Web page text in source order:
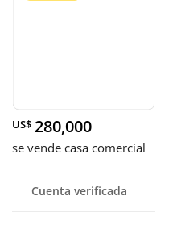
US$ 280,000
se vende casa comercial
Cuenta verificada